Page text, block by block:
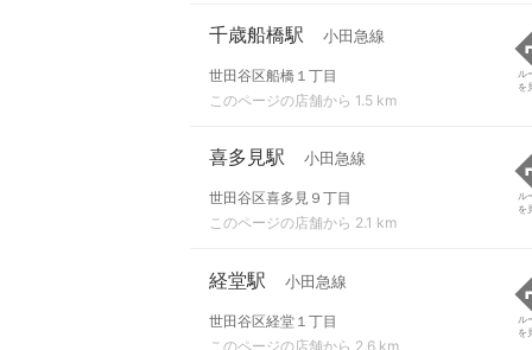
千歳船橋駅 小田急線
世田谷区船橋１丁目
このページの店舗から 1.5 km
ル
を
喜多見駅 小田急線
世田谷区喜多見９丁目
このページの店舗から 2.1 km
ル
を
経堂駅 小田急線
世田谷区経堂１丁目
このページの店舗から 2.6 km
ル
を